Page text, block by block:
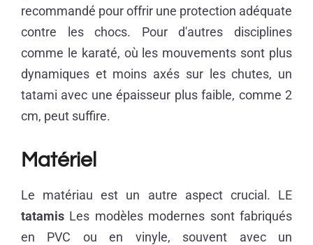
recommandé pour offrir une protection adéquate
contre les chocs. Pour d'autres disciplines
comme le karaté, où les mouvements sont plus
dynamiques et moins axés sur les chutes, un
tatami avec une épaisseur plus faible, comme 2
cm, peut suffire.
Matériel
Le matériau est un autre aspect crucial. LE
tatamis Les modèles modernes sont fabriqués
en PVC ou en vinyle, souvent avec un